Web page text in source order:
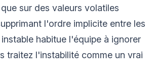
sur des valeurs volatiles
l'ordre implicite entre les
habitue l'équipe à ignorer
traitez l'instabilité comme un vrai